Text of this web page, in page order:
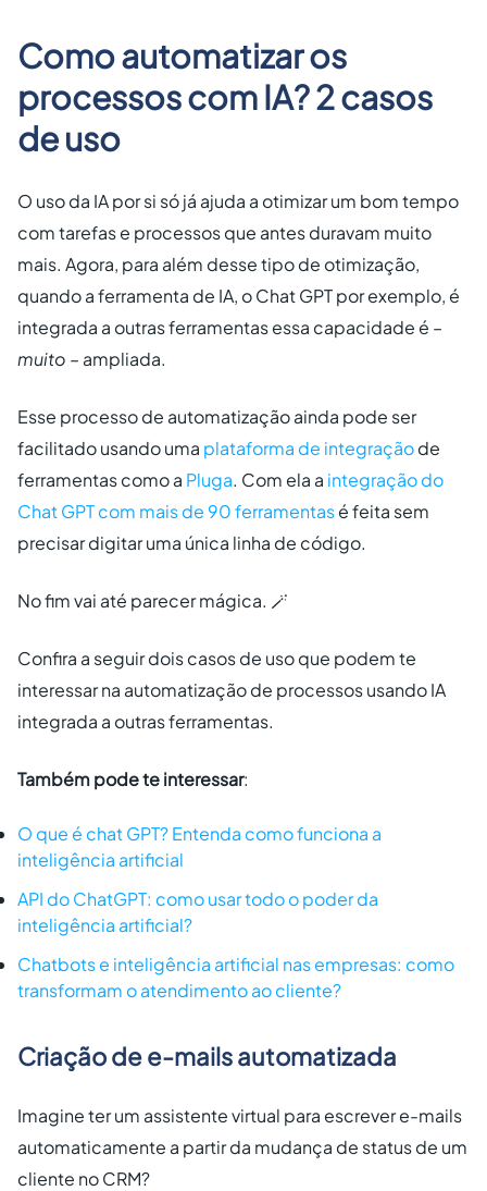
Como automatizar os
processos com IA? 2 casos
de uso
O uso da IA por si só já ajuda a otimizar um bom tempo
com tarefas e processos que antes duravam muito
mais. Agora, para além desse tipo de otimização,
quando a ferramenta de IA, o Chat GPT por exemplo, é
integrada a outras ferramentas essa capacidade é –
muito – ampliada.
Esse processo de automatização ainda pode ser
facilitado usando uma plataforma de integraçãode
ferramentas como a Pluga. Com ela a integração do
Chat GPT com mais de 90 ferramentasé feita sem
precisar digitar uma única linha de código.
No fim vai até parecer mágica. 🪄
Confira a seguir dois casos de uso que podem te
interessar na automatização de processos usando IA
integrada a outras ferramentas.
Também pode te interessar:
O que é chat GPT? Entenda como funciona a
inteligência artificial
API do ChatGPT: como usar todo o poder da
inteligência artificial?
Chatbots e inteligência artificial nas empresas: como
transformam o atendimento ao cliente?
Criação de e-mails automatizada
Imagine ter um assistente virtual para escrever e-mails
automaticamente a partir da mudança de status de um
cliente no CRM?